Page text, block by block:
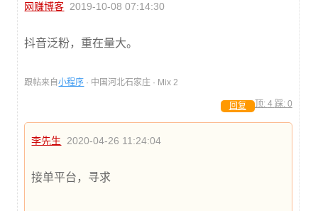
网赚博客 2019-10-08 07:14:30
抖音泛粉，重在量大。
跟帖来自小程序 · 中国河北石家庄 · Mix 2
顶: 4 踩: 0
回复
李先生 2020-04-26 11:24:04
接单平台，寻求